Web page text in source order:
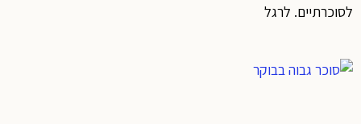
לסוכרתיים. לרגל